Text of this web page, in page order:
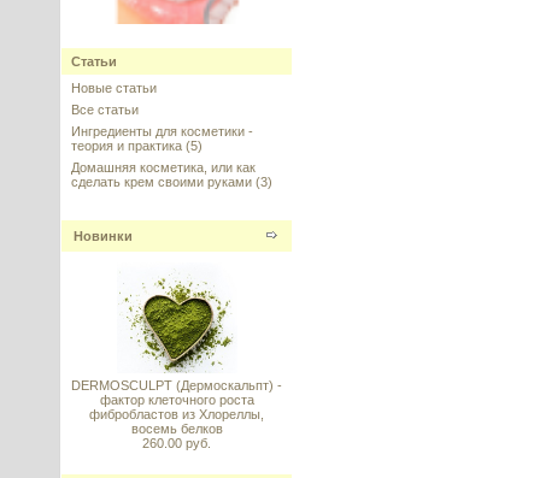
Vitamin E (Витамин E
стабильный) DL–alpha
Tocopheryl Acetate 98%
---------
Danox HC-30 (Данокс) -
для ополаскивателей, 100 г
Статьи
Новые статьи
Все статьи
Ингредиенты для косметики -
теория и практика (5)
Домашняя косметика, или как
сделать крем своими руками (3)
Новинки
DERMOSCULPT (Дермоскальпт) -
фактор клеточного роста
фибробластов из Хлореллы,
восемь белков
260.00 руб.